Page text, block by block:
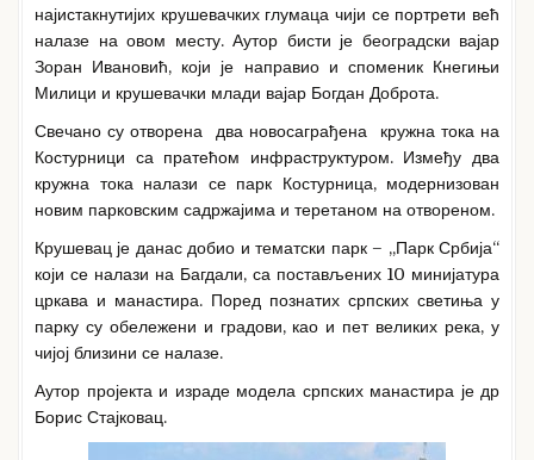
најистакнутијих крушевачких глумаца чији се портрети већ
налазе на овом месту. Аутор бисти је београдски вајар
Зоран Ивановић, који је направио и споменик Кнегињи
Милици и крушевачки млади вајар Богдан Доброта.
Свечано су отворена два новосаграђена кружна тока на
Костурници са пратећом инфраструктуром. Између два
кружна тока налази се парк Костурница, модернизован
новим парковским садржајима и теретаном на отвореном.
Крушевац је данас добио и тематски парк – „Парк Србија“
који се налази на Багдали, са постављених 10 минијатура
цркава и манастира. Поред познатих српских светиња у
парку су обележени и градови, као и пет великих река, у
чијој близини се налазе.
Аутор пројекта и израде модела српских манастира је др
Борис Стајковац.